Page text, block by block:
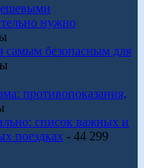
нужно
самым безопасным для
противопоказания,
список важных и
поездках - 44 299